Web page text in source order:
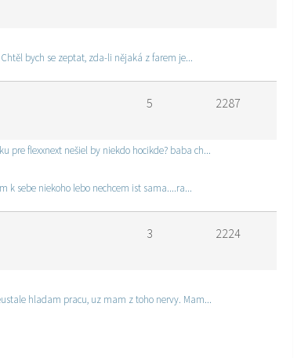
Dobry den, reaguji na Vas pripevek: Ponúkam zoznam viac ako 50 fariem v rámci EU, ktoré sú overené pracovníkmi a aj vlastnými skusenostami. Cena 10€. Chtěl bych se zeptat, zda-li nějaká z farem je...
2287
5
flexxnext nešiel by niekdo hocikde? baba ch...
sebe niekoho lebo nechcem ist sama....ra...
2224
3
Ja stale a neustale hladam pracu, uz mam z toho nervy. Mam...